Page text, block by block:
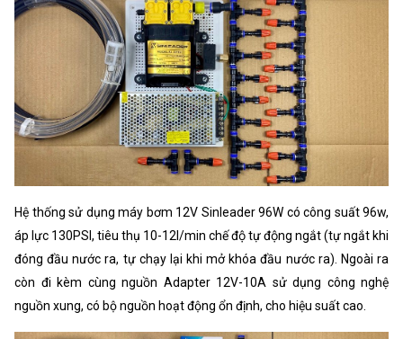
Hệ thống sử dụng máy bơm 12V Sinleader 96W có công suất 96w,
áp lực 130PSI, tiêu thụ 10-12l/min chế độ tự động ngắt (tự ngắt khi
đóng đầu nước ra, tự chạy lại khi mở khóa đầu nước ra). Ngoài ra
còn đi kèm cùng nguồn Adapter 12V-10A sử dụng công nghệ
nguồn xung, có bộ nguồn hoạt động ổn định, cho hiệu suất cao.